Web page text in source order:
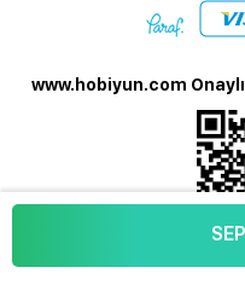
www.hobiyun.com